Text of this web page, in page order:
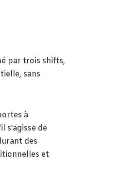
par trois shifts,
sans
à
de
des
et